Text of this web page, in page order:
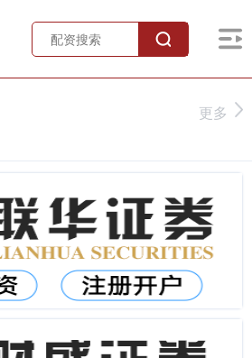
更多